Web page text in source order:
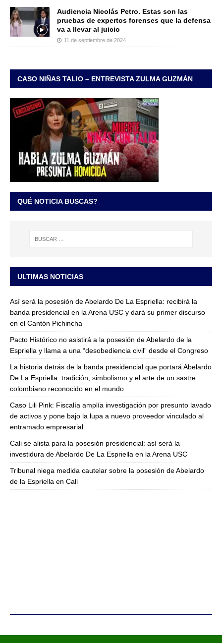
Audiencia Nicolás Petro. Estas son las
pruebas de expertos forenses que la defensa
va a llevar al juicio
11 de septiembre de 2024
CASO NIÑAS TALIO – ENTREVISTA ZULMA GUZMÁN
QUÉ NOTICIA BUSCAS?
ULTIMAS NOTICIAS
Así será la posesión de Abelardo De La Espriella: recibirá la
banda presidencial en la Arena USC y dará su primer discurso
en el Cantón Pichincha
Pacto Histórico no asistirá a la posesión de Abelardo de la
Espriella y llama a una “desobediencia civil” desde el Congreso
La historia detrás de la banda presidencial que portará Abelardo
De La Espriella: tradición, simbolismo y el arte de un sastre
colombiano reconocido en el mundo
Caso Lili Pink: Fiscalía amplía investigación por presunto lavado
de activos y pone bajo la lupa a nuevo proveedor vinculado al
entramado empresarial
Cali se alista para la posesión presidencial: así será la
investidura de Abelardo De La Espriella en la Arena USC
Tribunal niega medida cautelar sobre la posesión de Abelardo
de la Espriella en Cali